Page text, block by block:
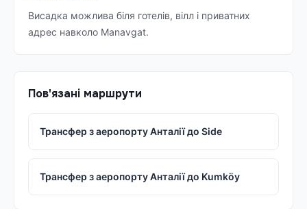
Висадка можлива біля готелів, вілл і приватних
адрес навколо Manavgat.
Пов'язані маршрути
Трансфер з аеропорту Анталії до Side
Трансфер з аеропорту Анталії до Kumköy